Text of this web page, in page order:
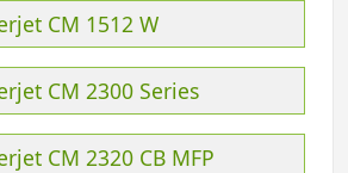
CM 1512 W
CM 2300 Series
CM 2320 CB MFP